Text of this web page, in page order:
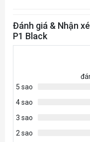
Đánh giá & Nhận
P1 Black
5 sao
4 sao
3 sao
2 sao